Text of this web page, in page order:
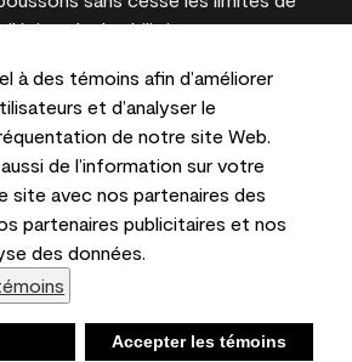
à des témoins afin d’améliorer
et d’analyser le
de notre site Web.
de l’information sur votre
site avec nos partenaires des
partenaires publicitaires et nos
des données.
Accepter les témoins
la durabilité pour
à l’écran et sur les
peuvent différer des couleurs